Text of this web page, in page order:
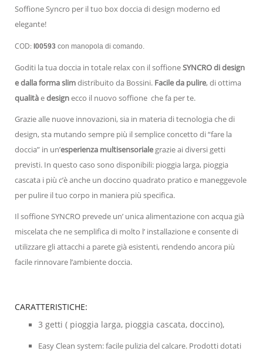
Soffione Syncro per il tuo box doccia di design moderno ed
elegante!
COD: I00593 con manopola di comando.
Goditi la tua doccia in totale relax con il soffioneSYNCRO di design
e dalla forma slimdistribuito da Bossini. Facile da pulire, di ottima
qualitàedesignecco il nuovo soffione che fa per te.
Grazie alle nuove innovazioni, sia in materia di tecnologia che di
design, sta mutando sempre più il semplice concetto di “fare la
doccia” in un’esperienza multisensoriale grazie ai diversi getti
previsti. In questo caso sono disponibili: pioggia larga, pioggia
cascata i più c’è anche un doccino quadrato pratico e maneggevole
per pulire il tuo corpo in maniera più specifica.
Il soffione SYNCRO prevede un’ unica alimentazione con acqua già
miscelata che ne semplifica di molto l’ installazione e consente di
utilizzare gli attacchi a parete già esistenti, rendendo ancora più
facile rinnovare l’ambiente doccia.
CARATTERISTICHE:
3 getti ( pioggia larga, pioggia cascata, doccino),
Easy Clean system: facile pulizia del calcare. Prodotti dotati